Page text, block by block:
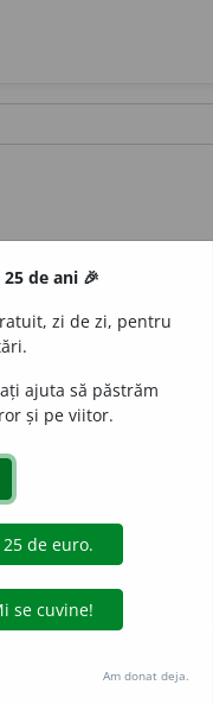
dexonline.ro)
de extragere automată
oferite oficial spre utilizare
Hosterion
de ani 🎉
zi de zi, pentru
ajuta să păstrăm
și pe viitor.
Am donat deja.